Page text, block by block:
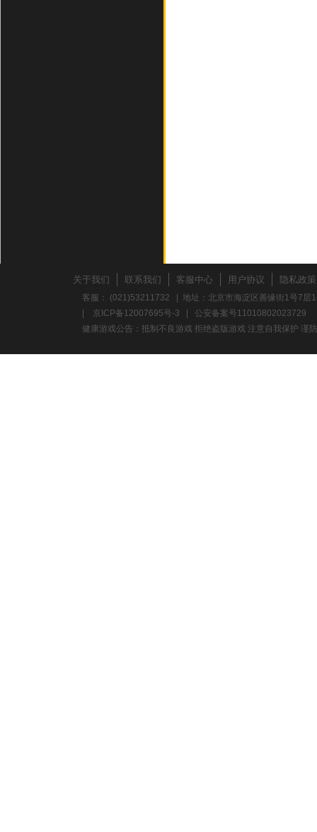
关于我们 联系我们 客服中心 用户协议 隐私政策
客服： (021)53211732 | 地址：北京市海淀区善缘街1号7
京ICP备12007695号-3
公安备案号11010802023729
健康游戏公告：抵制不良游戏 拒绝盗版游戏 注意自我保护 谨